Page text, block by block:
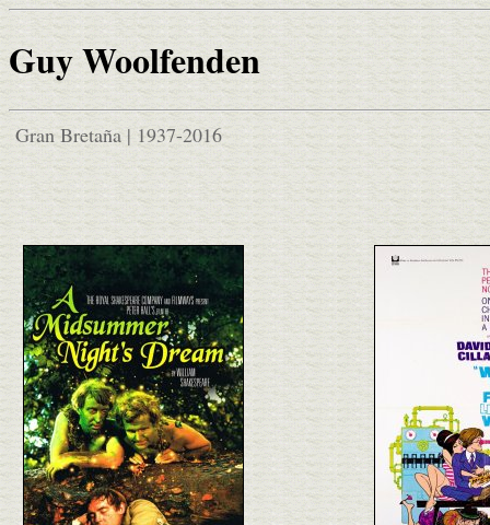
Guy Woolfenden
Gran Bretaña | 1937-2016